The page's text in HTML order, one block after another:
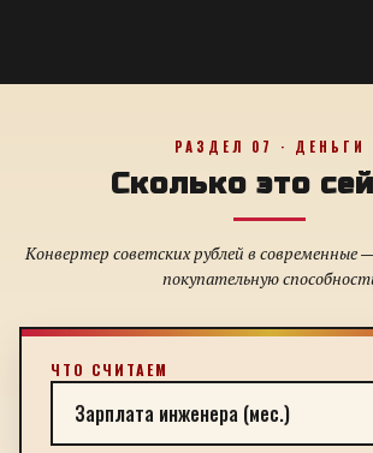
РАЗДЕЛ 07 · ДЕНЬГИ
Сколько это
Конвертер советских рублей в современные
покупательную
ЧТО СЧИТАЕМ